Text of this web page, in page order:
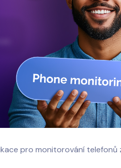
pro monitorování telefonů